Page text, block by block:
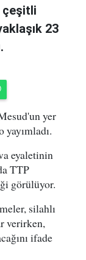
çeşitli
23
yer
eyaletinin
TTP
görülüyor.
silahlı
verirken,
ifade